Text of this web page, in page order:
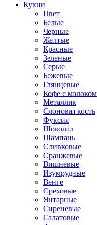
Кухни
Цвет
Белые
Черные
Желтые
Красные
Зеленые
Серые
Бежевые
Глянцевые
Кофе с молоком
Металлик
Слоновая кость
Фуксия
Шоколад
Шампань
Оливковые
Оранжевые
Вишневые
Изумрудные
Венге
Ореховые
Янтарные
Сиреневые
Салатовые